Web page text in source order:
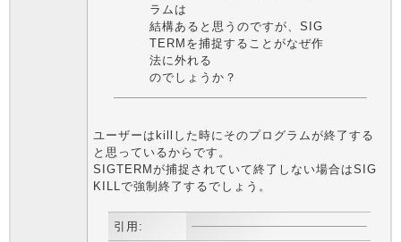
ラムは
結構あると思うのですが、SIG
TERMを捕捉することがなぜ作
法に外れる
のでしょうか？
ユーザーはkillした時にそのプログラムが終了する
と思っているからです。
SIGTERMが捕捉されていて終了しない場合はSIG
KILLで強制終了するでしょう。
引用: